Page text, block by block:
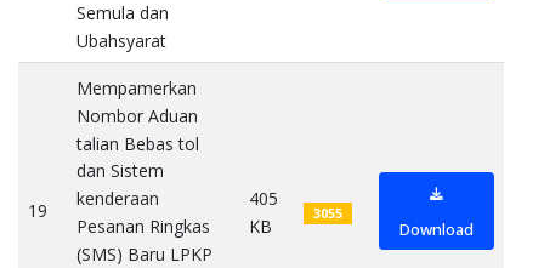
Semula dan
Ubahsyarat
19
Mempamerkan
Nombor Aduan
talian Bebas tol
dan Sistem
kenderaan
Pesanan Ringkas
(SMS) Baru LPKP
405
KB
3055
Download